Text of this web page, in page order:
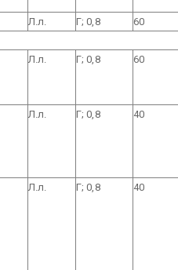
Л.л. Г; 0,8
60
Л.л. Г; 0,8 60
Л.л. Г; 0,8 40
Л.л. Г; 0,8 40